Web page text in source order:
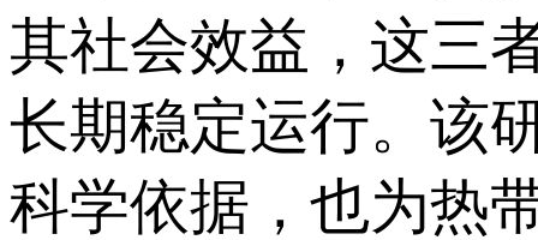
其社会效益，这三
长期稳定运行。该
科学依据，也为热